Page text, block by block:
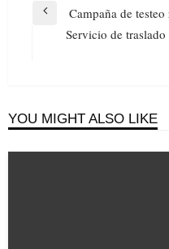
Navegación
entradas
PreviousCampaña de
Servicio de traslado
YOU MIGHT ALSO LIKE